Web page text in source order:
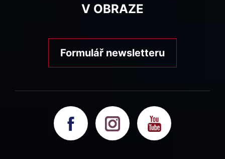
V OBRAZE
Formulář newsletteru